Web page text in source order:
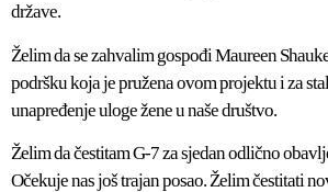
države.
Želim da se zahvalim gospođi Maureen
podršku koja je pružena ovom projektu i za
unapređenje uloge žene u naše društvo.
Želim da čestitam G-7 za sjedan odlično
Očekuje nas još trajan posao. Želim čestitati